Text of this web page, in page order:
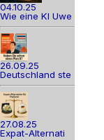
04.10.25
Wie eine KI Uwe
26.09.25
Deutschland ste
27.08.25
Expat-Alternati